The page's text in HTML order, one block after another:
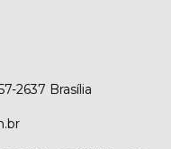
2637 Brasília